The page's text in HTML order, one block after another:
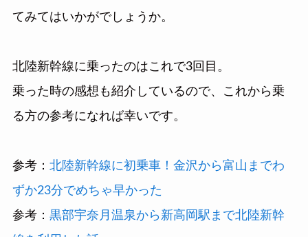
てみてはいかがでしょうか。
北陸新幹線に乗ったのはこれで3回目。
乗った時の感想も紹介しているので、これから乗
る方の参考になれば幸いです。
参考： 北陸新幹線に初乗車！金沢から富山までわ
ずか23分でめちゃ早かった
参考： 黒部宇奈月温泉から新高岡駅まで北陸新幹